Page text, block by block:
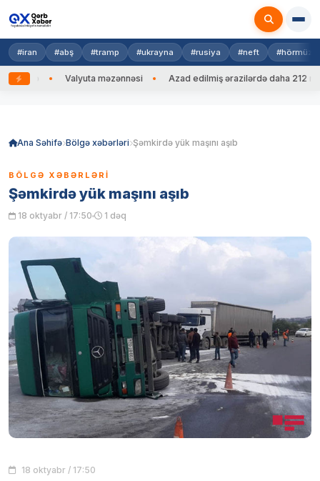
#iran #abş #tramp #ukrayna #rusiya #neft #hörmüz
edib Valyuta məzənnəsi Azad edilmiş ərazilərdə daha 212 mina,
Ana Səhifə Bölgə xəbərləri Şəmkirdə yük maşını aşıb
BÖLGƏ XƏBƏRLƏRI
Şəmkirdə yük maşını aşıb
18 oktyabr / 17:50 1 dəq
18 oktyabr / 17:50